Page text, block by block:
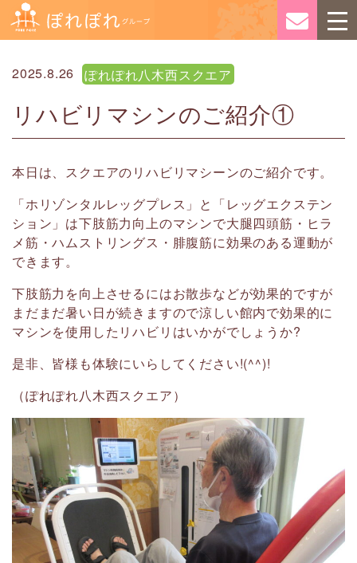
2025.8.26 ぽれぽれ八木西スクエア
リハビリマシンのご紹介①
本日は、スクエアのリハビリマシーンのご紹介です。
「ホリゾンタルレッグプレス」と「レッグエクステン
ション」は下肢筋力向上のマシンで大腿四頭筋・ヒラ
メ筋・ハムストリングス・腓腹筋に効果のある運動が
できます。
下肢筋力を向上させるにはお散歩などが効果的ですが
まだまだ暑い日が続きますので涼しい館内で効果的に
マシンを使用したリハビリはいかがでしょうか?
是非、皆様も体験にいらしてください!(^^)!
（ぽれぽれ八木西スクエア）